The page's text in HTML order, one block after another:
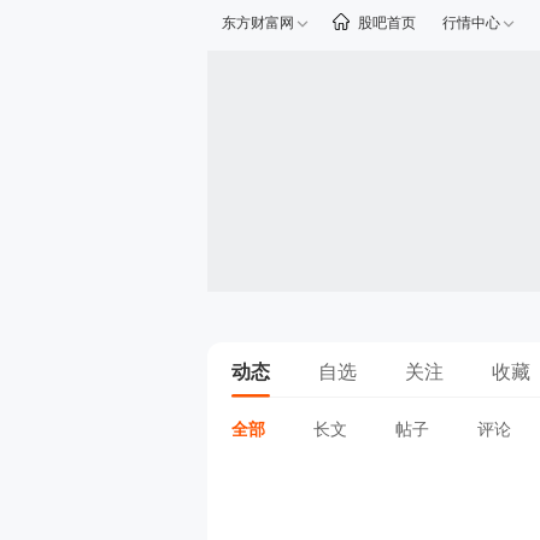
东方财富网 股吧首页 行情中心
动态 自选 关注 收藏
全部 长文 帖子 评论